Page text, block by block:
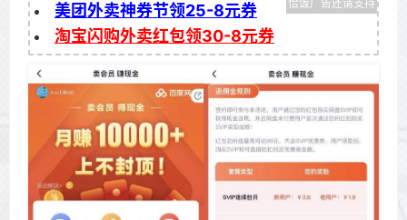
美团外卖神券节领25-8元券
淘宝闪购外卖红包领30-8元券